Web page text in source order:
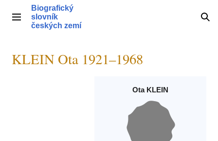
obsahHlavní menu
Biografický
slovník
českých zemí
KLEIN Ota 1921–1968
Ota KLEIN